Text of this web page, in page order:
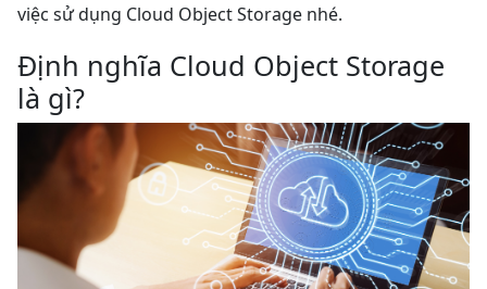
việc sử dụng Cloud Object Storage nhé.
Định nghĩa Cloud Object Storage
là gì?